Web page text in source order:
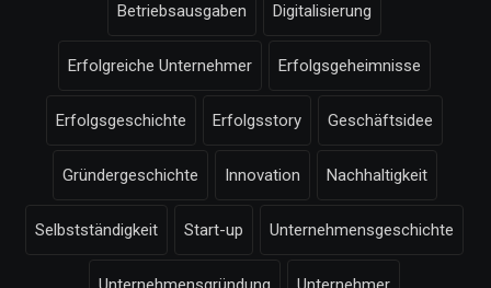
Betriebsausgaben Digitalisierung
Erfolgreiche Unternehmer Erfolgsgeheimnisse
Erfolgsgeschichte Erfolgsstory Geschäftsidee
Gründergeschichte Innovation Nachhaltigkeit
Selbstständigkeit Start-up Unternehmensgeschichte